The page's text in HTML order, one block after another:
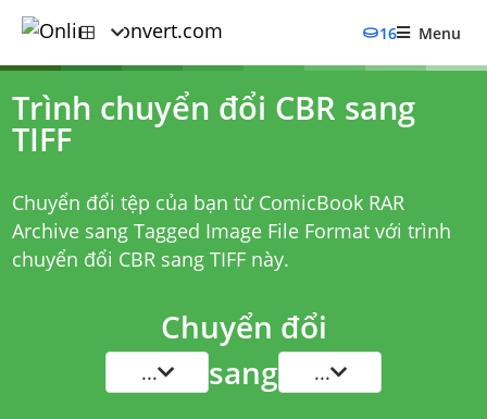
16 Menu
Trình chuyển đổi CBR sang
TIFF
Chuyển đổi tệp của bạn từ ComicBook RAR
Archive sang Tagged Image File Format với trình
chuyển đổi CBR sang TIFFnày.
Chuyển đổi
... sang ...